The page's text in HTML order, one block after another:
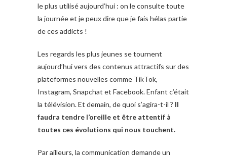
le plus utilisé aujourd’hui : on le consulte toute
la journée et je peux dire que je fais hélas partie
de ces addicts !
Les regards les plus jeunes se tournent
aujourd’hui vers des contenus attractifs sur des
plateformes nouvelles comme TikTok,
Instagram, Snapchat et Facebook. Enfant c’était
la télévision. Et demain, de quoi s’agira-t-il ? Il
faudra tendre l’oreille et être attentif à
toutes ces évolutions qui nous touchent.
Par ailleurs, la communication demande un